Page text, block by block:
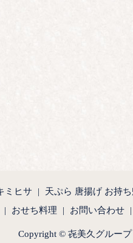
ミヒサ 天ぷら 唐揚げ お持
おせち料理 お問い合わせ
Copyright © 㐂美久グループ